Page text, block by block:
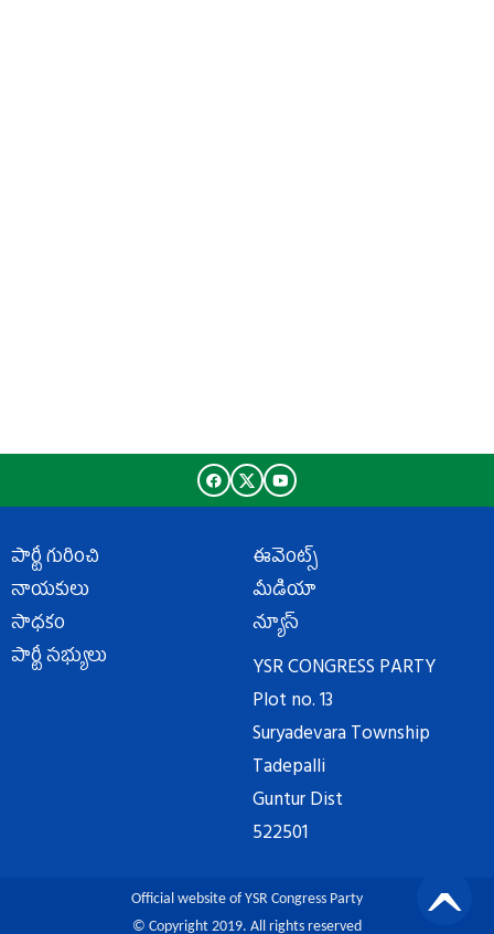
పార్టీ గురించి
నాయకులు
సాధకం
పార్టీ సభ్యులు
ఈవెంట్స్
మీడియా
న్యూస్
YSR CONGRESS PARTY
Plot no. 13
Suryadevara Township
Tadepalli
Guntur Dist
522501
Official website of YSR Congress Party
© Copyright 2019. All rights reserved